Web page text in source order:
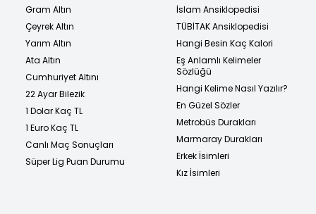
Gram Altın
Çeyrek Altın
Yarım Altın
Ata Altın
Cumhuriyet Altını
22 Ayar Bilezik
1 Dolar Kaç TL
1 Euro Kaç TL
Canlı Maç Sonuçları
Süper Lig Puan Durumu
İslam Ansiklopedisi
TÜBİTAK Ansiklopedisi
Hangi Besin Kaç Kalori
Eş Anlamlı Kelimeler
Sözlüğü
Hangi Kelime Nasıl Yazılır?
En Güzel Sözler
Metrobüs Durakları
Marmaray Durakları
Erkek İsimleri
Kız İsimleri